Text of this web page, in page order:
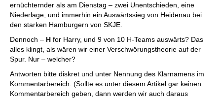
ernüchternder als am Dienstag – zwei Unentschieden, eine
Niederlage, und immerhin ein Auswärtssieg von Heidenau bei
den starken Hamburgern von SKJE.
Dennoch – H for Harry, und 9 von 10 H-Teams auswärts? Das
alles klingt, als wären wir einer Verschwörungstheorie auf der
Spur. Nur – welcher?
Antworten bitte diskret und unter Nennung des Klarnamens im
Kommentarbereich. (Sollte es unter diesem Artikel gar keinen
Kommentarbereich geben, dann werden wir auch daraus